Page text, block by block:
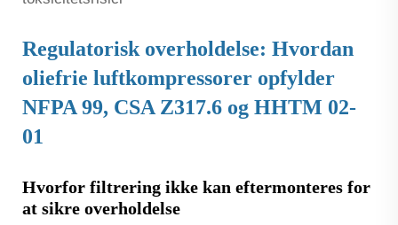
Regulatorisk overholdelse: Hvordan
oliefrie luftkompressorer opfylder
NFPA 99, CSA Z317.6 og HHTM 02-
01
Hvorfor filtrering ikke kan eftermonteres for
at sikre overholdelse